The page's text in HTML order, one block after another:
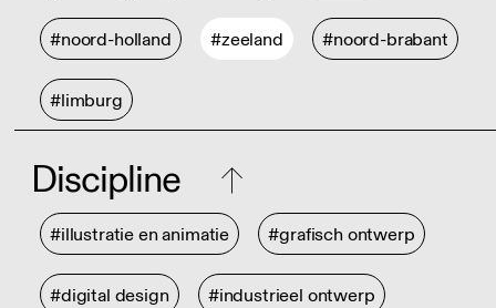
#noord-holland #zeeland #noord-brabant
#limburg
Discipline
#illustratie en animatie #grafisch ontwerp
#digital design #industrieel ontwerp